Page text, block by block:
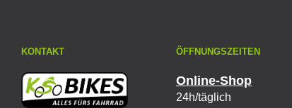
KONTAKT ÖFFNUNGSZEITEN
Online-Shop
24h/täglich